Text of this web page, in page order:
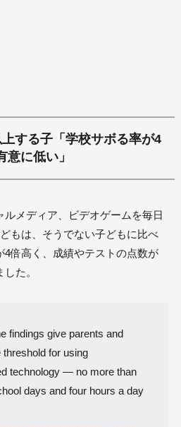
する子「学校サボる率が4
に低い」
メディア、ビデオゲームを毎日
もは、そうでない子どもに比べ
倍高く、成績やテストの点数が
た。
findings give parents and
for using
technology — no more than
days and four hours a day